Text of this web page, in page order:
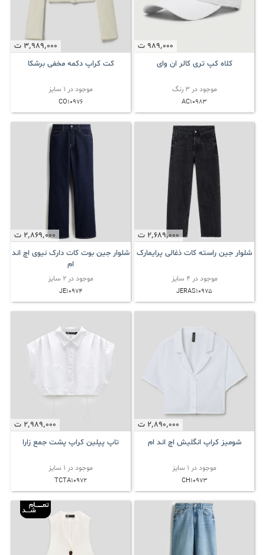
989٬000 ت
کلاه کپ تری کالر ان وای
موجود در 3 رنگ
AC10983
3٬989٬000 ت
کت کراپ دکمه مخفی برشکا
موجود در 1 سایز
CO10976
2٬689٬000 ت
شلوار جین راسته کات ذغالی پرایمارک
موجود در 4 سایز
JERAS10975
2٬869٬000 ت
شلوار جین بوت کات دارک نیوی اچ اند
ام
موجود در 2 سایز
JE10974
2٬890٬000 ت
شومیز کراپ انگلیش اچ اند ام
موجود در 1 سایز
CH10973
2٬989٬000 ت
تاپ پپلین کراپ پشت جمع زارا
موجود در 1 سایز
TCTA10972